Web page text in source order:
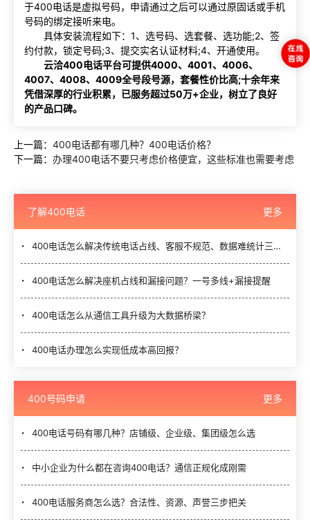
于400电话是虚拟号码，申请通过之后可以通过原固话或手机
号码的绑定接听来电。
具体安装流程如下：1、选号码、选套餐、选功能;2、签
约付款，锁定号码;3、提交实名认证材料;4、开通使用。
云洽400电话平台可提供4000、4001、4006、
4007、4008、4009全号段号源，套餐性价比高;十余年来
凭借深厚的行业积累，已服务超过50万+企业，树立了良好
的产品口碑。
上一篇： 400电话都有哪几种？400电话价格？
下一篇： 办理400电话不要只考虑价格便宜，这些标准也需要考虑
了解400电话 更多
400电话怎么解决传统电话占线、客服不规范、数据难统计三大难题？
400电话怎么解决座机占线和漏接问题？一号多线+漏接提醒
400电话怎么从通信工具升级为大数据桥梁？
400电话办理怎么实现低成本高回报？
400号码申请 更多
400电话号码有哪几种？店铺级、企业级、集团级怎么选
中小企业为什么都在咨询400电话？通信正规化成刚需
400电话服务商怎么选？合法性、资源、声誉三步把关